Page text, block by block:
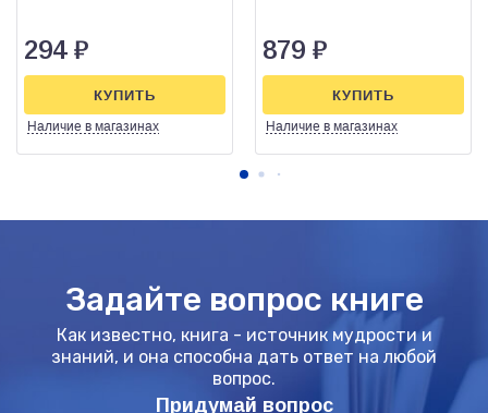
294 ₽
Наличие в магазинах
КУПИТЬ
879 ₽
Наличие в магазинах
КУПИТЬ
Задайте вопрос книге
Как известно, книга - источник мудрости и
знаний, и она способна дать ответ на любой
вопрос.
Придумай вопрос